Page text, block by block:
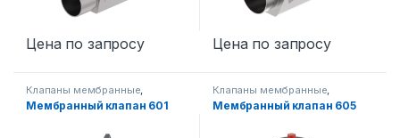
Цена по запросу Цена по запросу
Клапаны мембранные
Промышленная запорная
арматура
Мембранный клапан 601
Клапаны мембранные
Промышленная запорная
арматура
Мембранный клапан 605